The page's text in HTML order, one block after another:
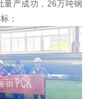
产成功，26万吨钢
；